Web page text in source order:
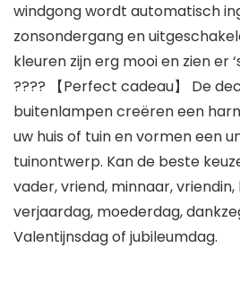
windgong wordt automatisch
zonsondergang en
kleuren zijn erg mooi en zien er
???? 【Perfect cadeau】 De
buitenlampen creëren een
uw huis of tuin en vormen een
tuinontwerp. Kan de beste
vader, vriend, minnaar,
verjaardag, moederdag,
Valentijnsdag of jubileumdag.